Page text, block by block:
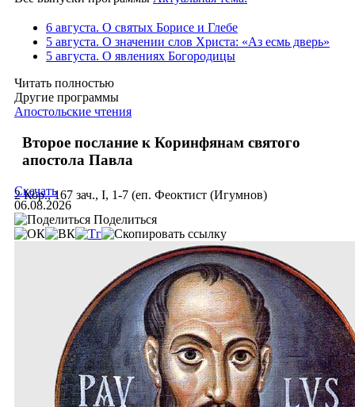
6 августа. О святых Борисе и Глебе
5 августа. О значении слов Христа: «Аз есмь дверь»
5 августа. О явлениях Богородицы
Читать полностью
Другие программы
Апостольские чтения
Второе послание к Коринфянам святого
апостола Павла
2 Кор., 167 зач., I, 1-7 (еп. Феоктист (Игумнов)
Скачать
06.08.2026
Поделиться